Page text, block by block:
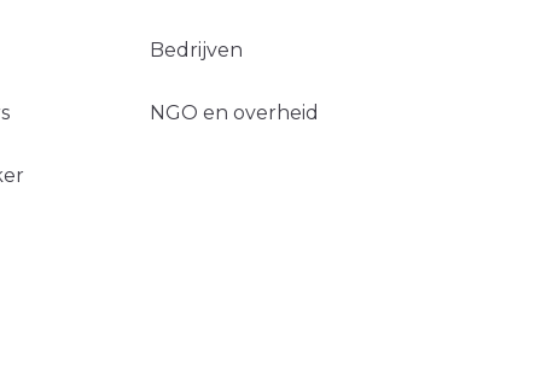
Bedrijven
NGO en overheid